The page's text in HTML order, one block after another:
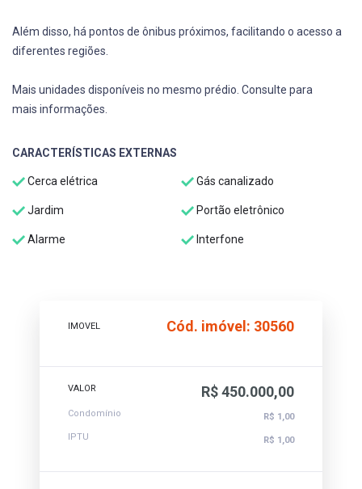
Além disso, há pontos de ônibus próximos, facilitando o acesso a
diferentes regiões.
Mais unidades disponíveis no mesmo prédio. Consulte para
mais informações.
CARACTERÍSTICAS EXTERNAS
Cerca elétrica Gás canalizado
Jardim Portão eletrônico
Alarme Interfone
IMOVEL Cód. imóvel: 30560
VALOR R$ 450.000,00
Condomínio
R$ 1,00
IPTU
R$ 1,00